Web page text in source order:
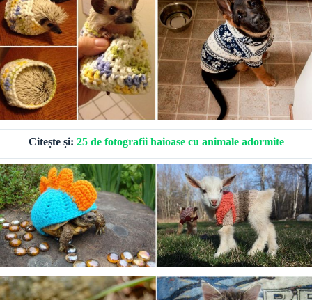
Citește și: 25 de fotografii haioase cu animale adormite